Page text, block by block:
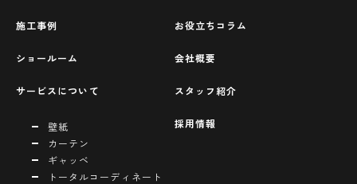
施工事例
ショールーム
サービスについて
壁紙
カーテン
ギャッベ
トータルコーディネート
お役立ちコラム
会社概要
スタッフ紹介
採用情報